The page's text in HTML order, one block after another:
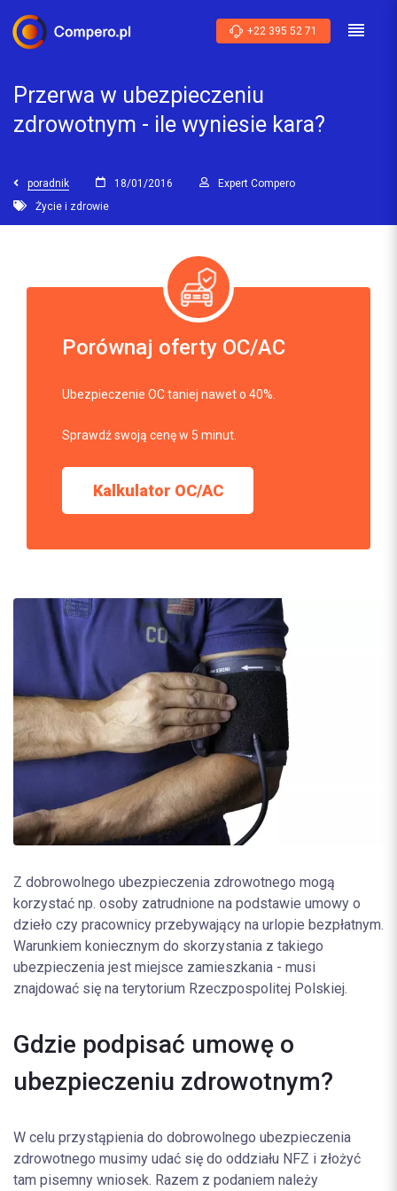
+22 395 52 71
Przerwa w ubezpieczeniu
zdrowotnym - ile wyniesie kara?
poradnik 18/01/2016
Expert Compero
Życie i zdrowie
Porównaj oferty OC/AC
Ubezpieczenie OC taniej nawet o 40%.
Sprawdź swoją cenę w 5 minut.
Kalkulator OC/AC
Z dobrowolnego ubezpieczenia zdrowotnego mogą
korzystać np. osoby zatrudnione na podstawie umowy o
dzieło czy pracownicy przebywający na urlopie bezpłatnym.
Warunkiem koniecznym do skorzystania z takiego
ubezpieczenia jest miejsce zamieszkania - musi
znajdować się na terytorium Rzeczpospolitej Polskiej.
Gdzie podpisać umowę o
ubezpieczeniu zdrowotnym?
W celu przystąpienia do dobrowolnego ubezpieczenia
zdrowotnego musimy udać się do oddziału NFZ i złożyć
tam pisemny wniosek. Razem z podaniem należy